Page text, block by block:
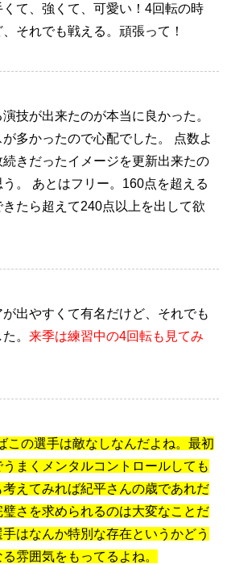
て、強くて、可愛い！4回転の時
それでも戦える。頑張って！
技が出来たのが本当に良かった。
多かったので心配でした。
点数よ
きだったイメージを更新出来たの
。
あとはフリー。160点を超える
たら超えて240点以上を出して欲
出やすくて有名だけど、それでも
。 来季は練習中の4回転も見てみ
この選手は敵なしなんだよね。最初
まくメンタルコントロールしても
えてみれば紀平さんの歳であれだ
さを求められるのは大変なことだ
はなんか特別な存在というかどう
雰囲気をもってるよね。